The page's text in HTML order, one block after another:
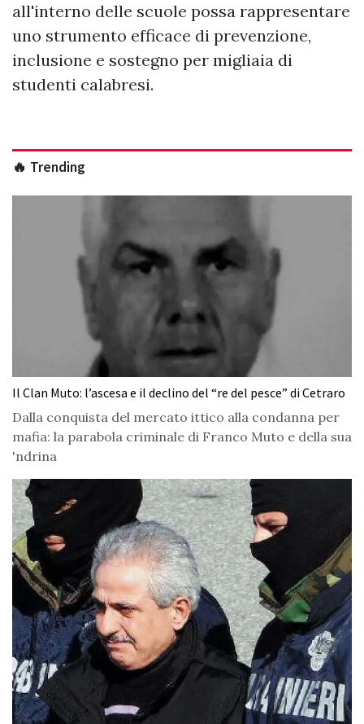
all'interno delle scuole possa rappresentare
uno strumento efficace di prevenzione,
inclusione e sostegno per migliaia di
studenti calabresi.
🔥 Trending
Il Clan Muto: l’ascesa e il declino del “re del pesce” di Cetraro
Dalla conquista del mercato ittico alla condanna per
mafia: la parabola criminale di Franco Muto e della sua
'ndrina